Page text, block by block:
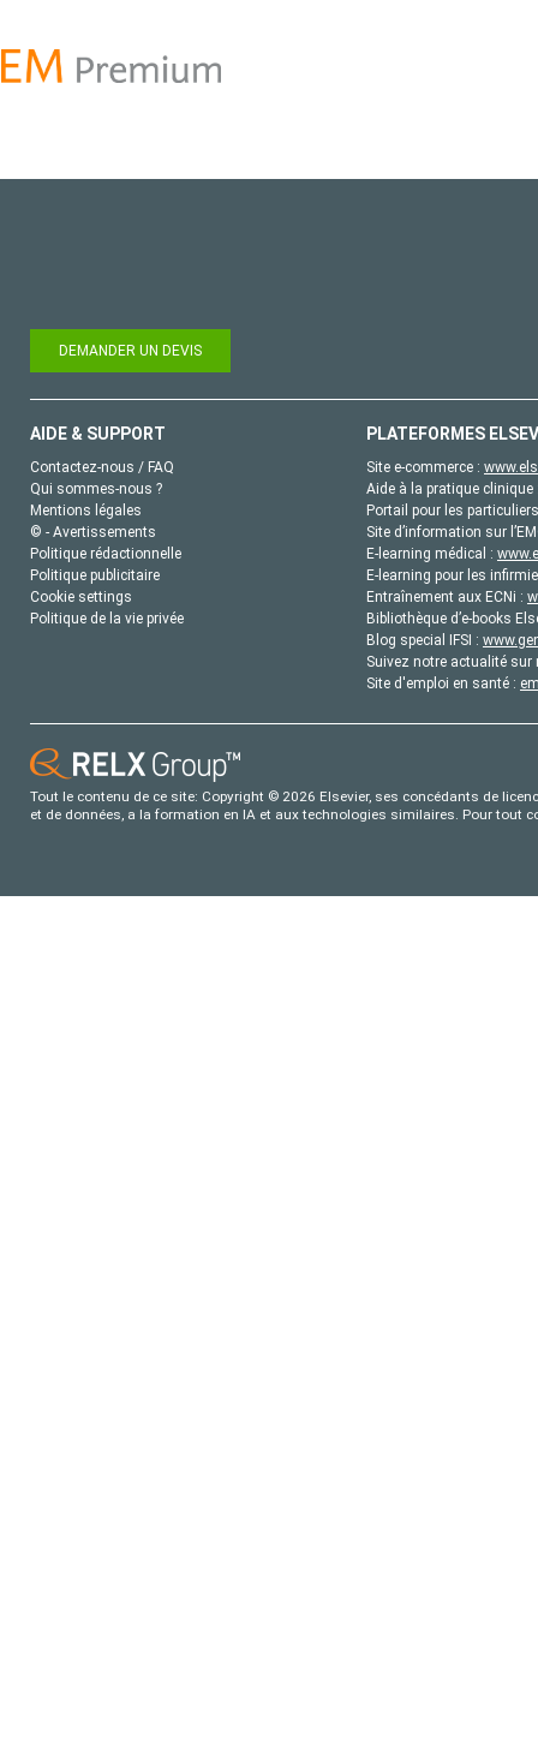
DEMANDER UN DEVIS
AIDE & SUPPORT
Contactez-nous / FAQ
Qui sommes-nous ?
Mentions légales
© - Avertissements
Politique rédactionnelle
Politique publicitaire
Cookie settings
Politique de la vie privée
PLATEFORMES
Site e-commerce :
Aide à la pratique
Portail pour les
Site d’information sur
E-learning médical :
E-learning pour les
Entraînement aux ECNi :
Bibliothèque d’e-books
Blog special IFSI :
Suivez notre actualité sur
Site d'emploi en santé :
Tout le contenu de ce site: Copyright © 2026 Elsevier, ses concédants de
et de données, a la formation en IA et aux technologies similaires. Pour tout